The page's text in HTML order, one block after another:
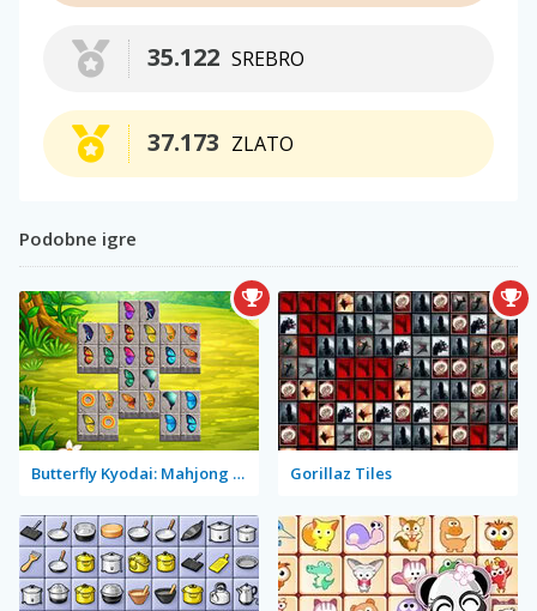
SREBRO
35.122
ZLATO
37.173
Podobne igre
Butterfly Kyodai: Mahjong Connect Gorillaz Tiles